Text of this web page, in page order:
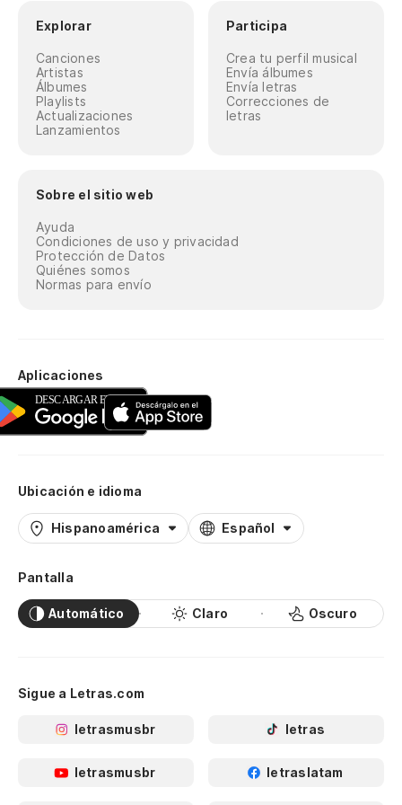
Explorar
Canciones
Artistas
Álbumes
Playlists
Actualizaciones
Lanzamientos
Participa
Crea tu perfil musical
Envía álbumes
Envía letras
Correcciones de
letras
Sobre el sitio web
Ayuda
Condiciones de uso y privacidad
Protección de Datos
Quiénes somos
Normas para envío
Aplicaciones
Ubicación e idioma
Hispanoamérica Español
Pantalla
Automático Claro Oscuro
Sigue a Letras.com
letrasmusbr letras
letrasmusbr letraslatam